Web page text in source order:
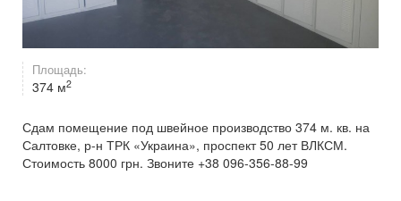
Площадь:
374 м2
Сдам помещение под швейное производство 374 м. кв. на
Салтовке, р-н ТРК «Украина», проспект 50 лет ВЛКСМ.
Стоимость 8000 грн. Звоните +38 096-356-88-99